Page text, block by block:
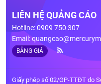
LIÊN HỆ QUẢNG CÁO
Hotline: 0909 750 307
Email:
BẢNG GIÁ
Giấy phép số 02/GP-TTĐT do